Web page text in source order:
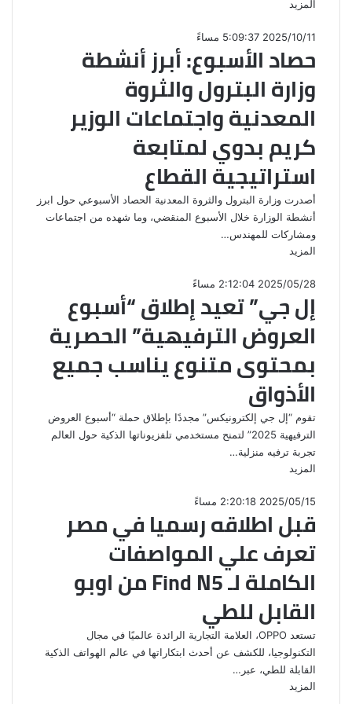
المزيد
2025/10/11 5:09:37 مساءً
حصاد الأسبوع: أبرز أنشطة
وزارة البترول والثروة
المعدنية واجتماعات الوزير
كريم بدوي لمتابعة
استراتيجية القطاع
أصدرت وزارة البترول والثروة المعدنية الحصاد الأسبوعي حول ابرز
أنشطة الوزارة خلال الأسبوع المنقضي، وما شهده من اجتماعات
ومشاركات للمهندس…
المزيد
2025/05/28 2:12:04 مساءً
إل جي” تعيد إطلاق “أسبوع
العروض الترفيهية” الحصرية
بمحتوى متنوع يناسب جميع
الأذواق
تقوم “إل جي إلكترونيكس” مجددًا بإطلاق حملة “أسبوع العروض
الترفيهية 2025” لتمنح مستخدمي تلفزيوناتها الذكية حول العالم
تجربة ترفيه منزلية…
المزيد
2025/05/15 2:20:18 مساءً
قبل اطلاقه رسميا في مصر
تعرف علي المواصفات
الكاملة لـ Find N5 من اوبو
القابل للطي
تستعد OPPO، العلامة التجارية الرائدة عالميًا في مجال
التكنولوجيا، للكشف عن أحدث ابتكاراتها في عالم الهواتف الذكية
القابلة للطي، عبر…
المزيد